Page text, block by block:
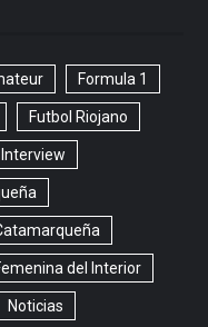
Formula 1
Futbol Riojano
Interview
del Interior
Noticias